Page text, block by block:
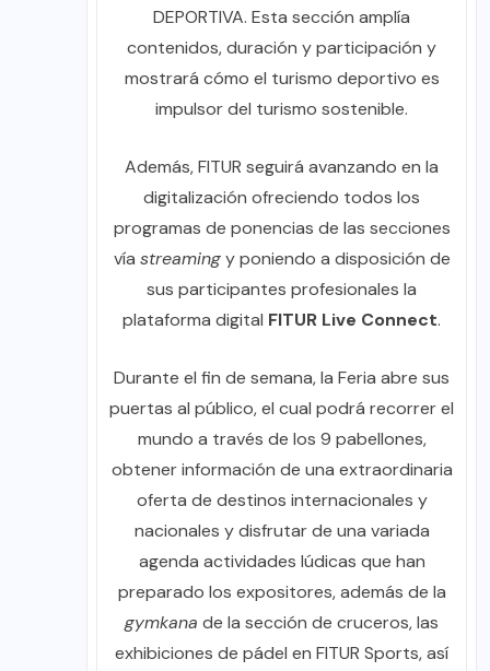
DEPORTIVA. Esta sección amplía
contenidos, duración y participación y
mostrará cómo el turismo deportivo es
impulsor del turismo sostenible.
Además, FITUR seguirá avanzando en la
digitalización ofreciendo todos los
programas de ponencias de las secciones
vía streamingy poniendo a disposición de
sus participantes profesionales la
plataforma digital FITUR Live Connect.
Durante el fin de semana, la Feria abre sus
puertas al público, el cual podrá recorrer el
mundo a través de los 9 pabellones,
obtener información de una extraordinaria
oferta de destinos internacionales y
nacionales y disfrutar de una variada
agenda actividades lúdicas que han
preparado los expositores, además de la
gymkana de la sección de cruceros, las
exhibiciones de pádel en FITUR Sports, así